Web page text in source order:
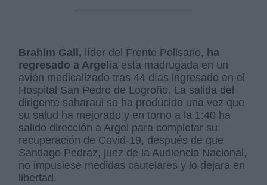
Brahim Gali, líder del Frente Polisario, ha
regresado a Argelia esta madrugada en un
avión medicalizado tras 44 días ingresado en el
Hospital San Pedro de Logroño. La salida del
dirigente saharaui se ha producido una vez que
su salud ha mejorado y en torno a la 1:40 ha
salido dirección a Argel para completar su
recuperación de Covid-19, después de que
Santiago Pedraz, juez de la Audiencia Nacional,
no impusiese medidas cautelares y lo dejara en
libertad.